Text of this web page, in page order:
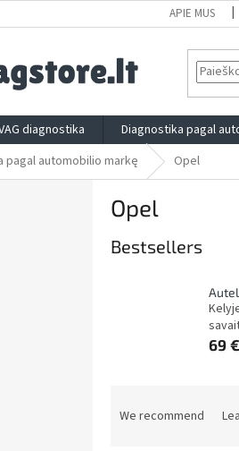
APIE MUS
diagnostika Diagnostika pagal
pagal automobilio markę Opel
Opel
Bestsellers
69 €
We recommend